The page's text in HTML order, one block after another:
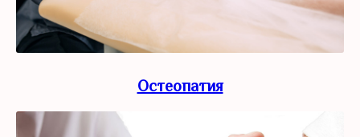
Остеопатия